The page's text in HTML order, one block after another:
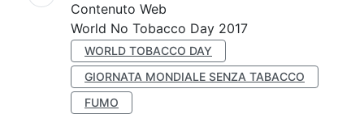
Contenuto Web
World No Tobacco Day 2017
WORLD TOBACCO DAY
GIORNATA MONDIALE SENZA TABACCO
FUMO